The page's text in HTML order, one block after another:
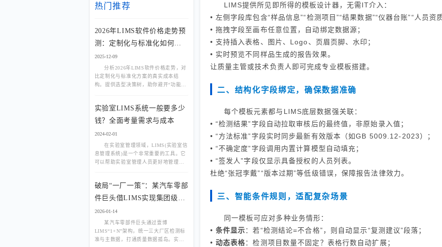
LIMS提供所见即所得的模板设计器，无需IT介入：
• 左侧字段库包含“样品信息”“检测项目”“结果数据”“仪器台账”“人员资
• 拖拽字段至画布任意位置，自动绑定数据源；
• 支持插入表格、图片、Logo、页眉页脚、水印；
• 实时预览不同样品生成的报告效果。
让质量主管或技术负责人即可完成专业模板搭建。
二、结构化字段绑定，确保数据准确
每个模板元素都与LIMS底层数据强关联：
• “检测结果”字段自动拉取审核后的最终值，非原始录入值；
• “方法标准”字段实时同步最新有效版本（如GB 5009.12-2023）；
• “不确定度”字段调用内置计算模型自动填充；
• “签发人”字段仅显示具备授权的人员列表。
杜绝“张冠李戴”“版本过期”等低级错误，保障报告法律效力。
三、智能条件规则，适配复杂场景
同一模板可应对多种业务情形：
• 条件显示：若“检测结论=不合格”，则自动显示“复测建议”段落；
• 动态表格：检测项目数量不固定？表格行数自动扩展；
热门推荐
2026年LIMS软件价格走势预
测：定制化与标准化如何选
择？
2025-12-09
分析2026年LIMS软件价格走势，对
比定制化与标准化方案的真实成本结
构。提供选型决策树，助你避开“功能过
实验室LIMS系统一般要多少
钱？全面考量需求与成本
2024-02-01
在实验室管理领域，LIMS(实验室信
息管理系统)是一个非常重要的工具。它
可以帮助实验室管理人员更好地管理实
破局“一厂一策”：某汽车零部
件巨头借LIMS实现集团级实
验室统一管控
2026-01-14
某汽车零部件巨头通过壹博
LIMS“1+N”架构，统一三大厂区检测标
准与主数据，打通质量数据孤岛。实现